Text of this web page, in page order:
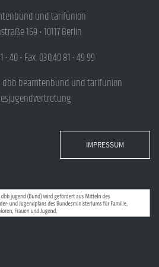
und tarifunion
169 • 10117 Berlin
- 40 • Fax: 030.40 81 - 49 99
dbb beamtenbund und tarifunion
IMPRESSUM